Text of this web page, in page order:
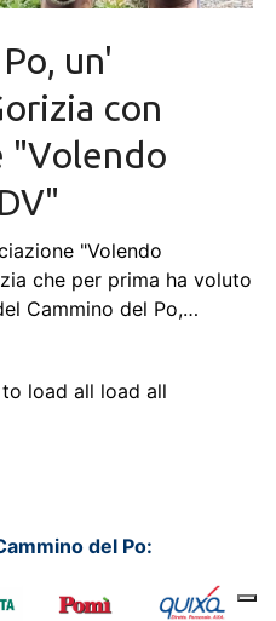
un'
con
"Volendo
"Volendo
che per prima ha voluto
Cammino del Po,…
load all load all
del Po: